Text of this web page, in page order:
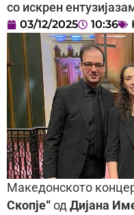
со искрен
03/12/2025 10:36
Македонското
Скопје“ од Дијана